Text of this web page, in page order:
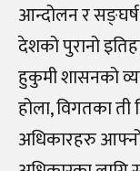
आन्दोलन र सङ्घर्ष
देशको पुरानो
हुकुमी शासनको
होला, विगतका
अधिकारहरु